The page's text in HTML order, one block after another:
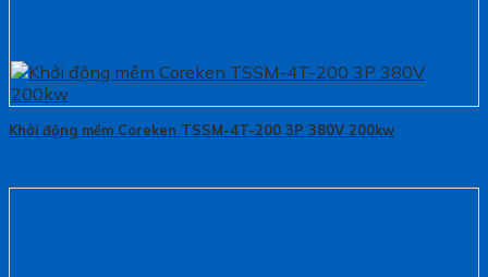
Khởi động mềm Coreken TSSM-4T-200 3P 380V 200kw